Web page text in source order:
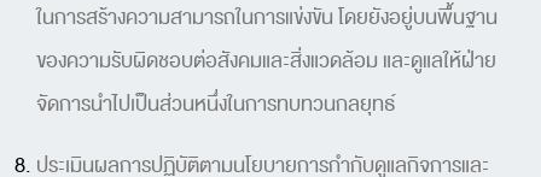
ในการสร้างความสามารถในการแข่งขัน โดยยังอยู่บนพื้นฐาน
ของความรับผิดชอบต่อสังคมและสิ่งแวดล้อม และดูแลให้ฝ่าย
จัดการนำไปเป็นส่วนหนึ่งในการทบทวนกลยุทธ์
ประเมินผลการปฏิบัติตามนโยบายการกำกับดูแลกิจการและ